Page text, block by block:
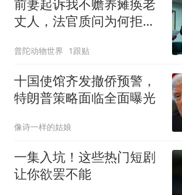
前妻起诉我不赡养瘫痪老
丈人，法官质问为何拒不
普陀动物世界 1跟贴
十国使馆齐发撤侨预警，
特朗普策略面临全面曝光
像诗一样的姑娘
一集入坑！这些热门短剧
让你欲罢不能